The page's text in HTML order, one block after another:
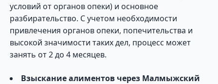
условий от органов опеки) и основное
разбирательство. С учетом необходимости
привлечения органов опеки, попечительства и
высокой значимости таких дел, процесс может
занять от 2 до 4 месяцев.
Взыскание алиментов через Малмыжский